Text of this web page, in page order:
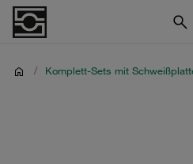
/ Komplett-Sets mit